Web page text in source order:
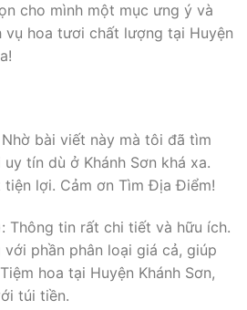
cho mình một mục ưng ý và
vụ hoa tươi chất lượng tại Huyện
bài viết này mà tôi đã tìm
tín dù ở Khánh Sơn khá xa.
lợi. Cảm ơn Tìm Địa Điểm!
Thông tin rất chi tiết và hữu ích.
phần phân loại giá cả, giúp
hoa tại Huyện Khánh Sơn,
túi tiền.